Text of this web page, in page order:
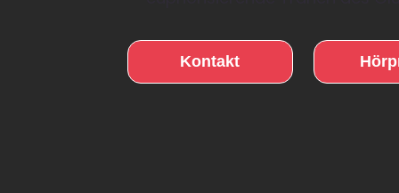
Kontakt